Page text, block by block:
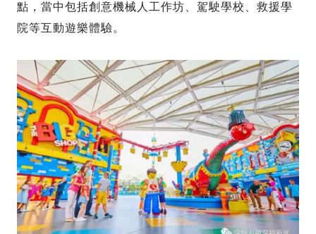
點，當中包括創意機械人工作坊、駕駛學校、救援學
院等互動遊樂體驗。